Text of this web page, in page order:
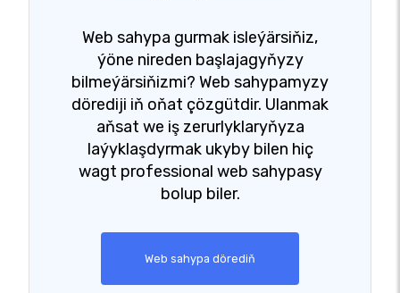
Web sahypa gurmak isleýärsiňiz,
ýöne nireden başlajagyňyzy
bilmeýärsiňizmi? Web sahypamyzy
dörediji iň oňat çözgütdir. Ulanmak
aňsat we iş zerurlyklaryňyza
laýyklaşdyrmak ukyby bilen hiç
wagt professional web sahypasy
bolup biler.
Web sahypa dörediň